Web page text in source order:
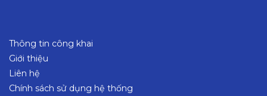
Thông tin công khai
Giới thiệu
Liên hệ
Chính sách sử dụng hệ thống